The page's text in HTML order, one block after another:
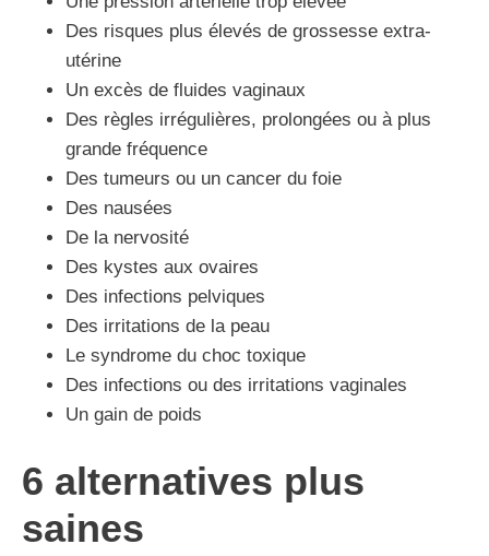
Des risques plus élevés de grossesse extra-
utérine
Un excès de fluides vaginaux
Des règles irrégulières, prolongées ou à plus
grande fréquence
Des tumeurs ou un cancer du foie
Des nausées
De la nervosité
Des kystes aux ovaires
Des infections pelviques
Des irritations de la peau
Le syndrome du choc toxique
Des infections ou des irritations vaginales
Un gain de poids
6 alternatives plus
saines